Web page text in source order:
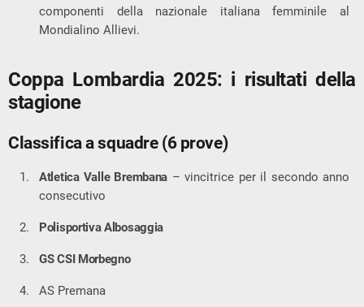
componenti della nazionale italiana femminile al
Mondialino Allievi.
Coppa Lombardia 2025: i risultati della
stagione
Classifica a squadre (6 prove)
Atletica Valle Brembana – vincitrice per il secondo anno
consecutivo
Polisportiva Albosaggia
GS CSI Morbegno
AS Premana